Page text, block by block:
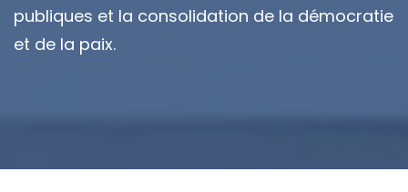
publiques et la consolidation de la démocratie
et de la paix.